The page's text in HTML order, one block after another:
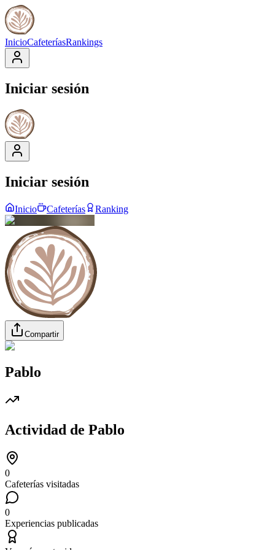
InicioCafeteríasRankings
Iniciar sesión
Iniciar sesión
Inicio Cafeterías Ranking
Compartir
Pablo
Actividad de Pablo
0
Cafeterías visitadas
0
Experiencias publicadas